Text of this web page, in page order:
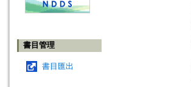
書目管理
書目匯出